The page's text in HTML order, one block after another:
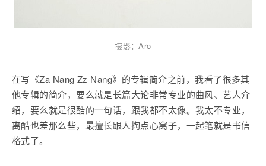
摄影：Aro
在写《Za Nang Zz Nang》的专辑简介之前，我看了很多其
他专辑的简介，要么就是长篇大论非常专业的曲风、艺人介
绍，要么就是很酷的一句话，跟我都不太像。我太不专业，
离酷也差那么些，最擅长跟人掏点心窝子，一起笔就是书信
格式了。